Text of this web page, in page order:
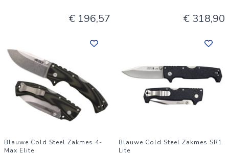
€ 196,57 € 318,90
Blauwe Cold Steel Zakmes 4-
Max Elite
Blauwe Cold Steel Zakmes SR1
Lite